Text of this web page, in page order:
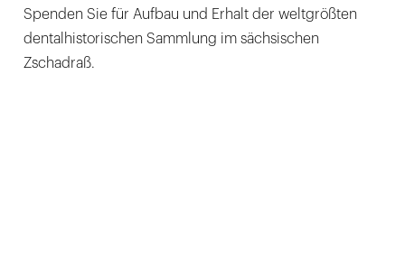
Spenden Sie für Aufbau und Erhalt der weltgrößten
dentalhistorischen Sammlung im sächsischen
Zschadraß.